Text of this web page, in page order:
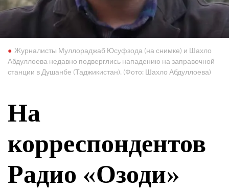
Журналисты Муллораджаб Юсуфзода (на снимке) и Шахло
Абдуллоева недавно подверглись нападению на заправочной
станции в Душанбе (Таджикистан). (Фото: Шахло Абдуллоева)
На
корреспондентов
Радио «Озоди»